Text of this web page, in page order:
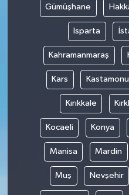
Gümüşhane
Isparta
Kahramanmaraş
Kars Kastamonu
Kırıkkale
Kocaeli Konya
Manisa Mardin
Muş Nevşehir